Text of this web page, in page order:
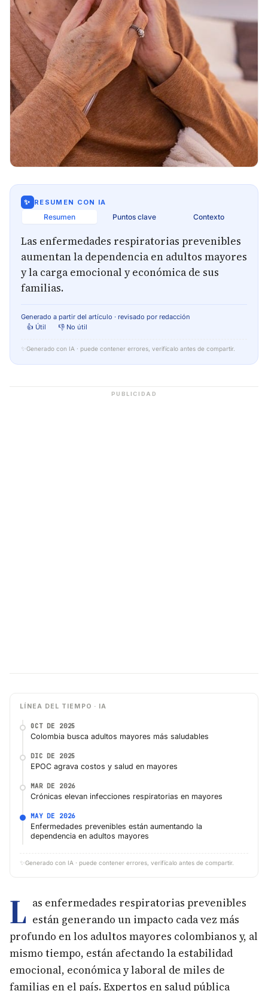
✨ RESUMEN CON IA
Resumen Puntos clave Contexto
Las enfermedades respiratorias prevenibles
aumentan la dependencia en adultos mayores
y la carga emocional y económica de sus
familias.
Generado a partir del artículo · revisado por redacción
👍 Útil
👎 No útil
✨ Generado con IA · puede contener errores, verifícalo antes de compartir.
PUBLICIDAD
LÍNEA DEL TIEMPO · IA
OCT DE 2025
Colombia busca adultos mayores más saludables
DIC DE 2025
EPOC agrava costos y salud en mayores
MAR DE 2026
Crónicas elevan infecciones respiratorias en mayores
MAY DE 2026
Enfermedades prevenibles están aumentando la
dependencia en adultos mayores
✨ Generado con IA · puede contener errores, verifícalo antes de compartir.
L as enfermedades respiratorias prevenibles
están generando un impacto cada vez más
profundo en los adultos mayores colombianos y, al
mismo tiempo, están afectando la estabilidad
emocional, económica y laboral de miles de
familias en el país. Expertos en salud pública